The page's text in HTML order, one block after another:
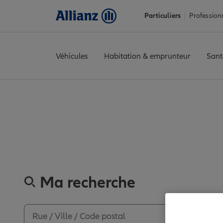
Particuliers
Véhicules Habitation & emprunteur
Ma recherche